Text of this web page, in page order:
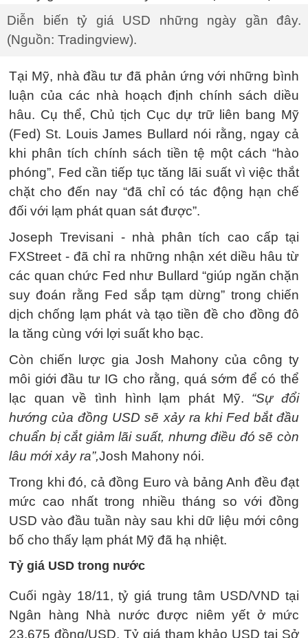
Diễn biến tỷ giá USD những ngày gần đây.
(Nguồn: Tradingview).
Tại Mỹ, nhà đầu tư đã phản ứng với những bình
luận của các nhà hoạch định chính sách diều
hâu. Cụ thể, Chủ tịch Cục dự trữ liên bang Mỹ
(Fed) St. Louis James Bullard nói rằng, ngay cả
khi phân tích chính sách tiền tệ một cách “hào
phóng”, Fed cần tiếp tục tăng lãi suất vì việc thắt
chặt cho đến nay “đã chỉ có tác động hạn chế
đối với lạm phát quan sát được”.
Joseph Trevisani - nhà phân tích cao cấp tại
FXStreet - đã chỉ ra những nhận xét diều hâu từ
các quan chức Fed như Bullard “giúp ngăn chặn
suy đoán rằng Fed sắp tạm dừng” trong chiến
dịch chống lạm phát và tạo tiền đề cho đồng đô
la tăng cùng với lợi suất kho bạc.
Còn chiến lược gia Josh Mahony của công ty
môi giới đầu tư IG cho rằng, quá sớm để có thể
lạc quan về tình hình lạm phát Mỹ. “Sự đổi
hướng của đồng USD sẽ xảy ra khi Fed bắt đầu
chuẩn bị cắt giảm lãi suất, nhưng điều đó sẽ còn
lâu mới xảy ra”,Josh Mahony nói.
Trong khi đó, cả đồng Euro và bảng Anh đều đạt
mức cao nhất trong nhiều tháng so với đồng
USD vào đầu tuần này sau khi dữ liệu mới công
bố cho thấy lạm phát Mỹ đã hạ nhiệt.
Tỷ giá USD trong nước
Cuối ngày 18/11, tỷ giá trung tâm USD/VND tại
Ngân hàng Nhà nước được niêm yết ở mức
23.675 đồng/USD. Tỷ giá tham khảo USD tại Sở